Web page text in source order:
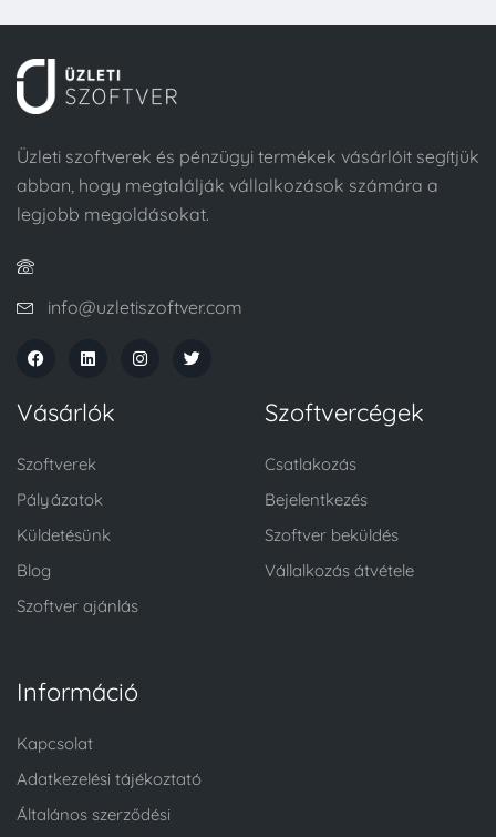
Üzleti szoftverek és pénzügyi termékek vásárlóit segítjük
abban, hogy megtalálják vállalkozások számára a
legjobb megoldásokat.
info@uzletiszoftver.com
Vásárlók
Szoftverek
Pályázatok
Küldetésünk
Blog
Szoftver ajánlás
Szoftvercégek
Csatlakozás
Bejelentkezés
Szoftver beküldés
Vállalkozás átvétele
Információ
Kapcsolat
Adatkezelési tájékoztató
Általános szerződési